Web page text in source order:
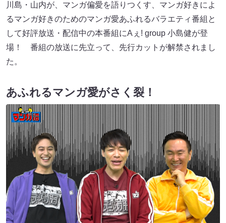
川島・山内が、マンガ偏愛を語りつくす、マンガ好きによ
るマンガ好きのためのマンガ愛あふれるバラエティ番組と
して好評放送・配信中の本番組にAぇ! group 小島健が登
場！ 番組の放送に先立って、先行カットが解禁されまし
た。
あふれるマンガ愛がさく裂！